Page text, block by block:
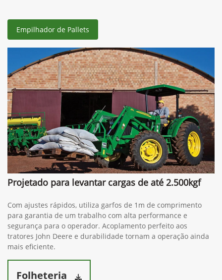
Empilhador de Pallets
Projetado para levantar cargas de até 2.500kgf
Com ajustes rápidos, utiliza garfos de 1m de comprimento
para garantia de um trabalho com alta performance e
segurança para o operador. Acoplamento perfeito aos
tratores John Deere e durabilidade tornam a operação ainda
mais eficiente.
Folheteria